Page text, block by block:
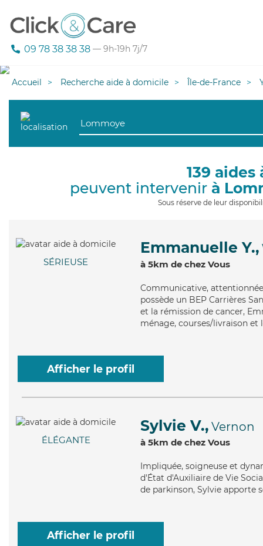
09 78 38 38 38 — 9h-19h 7j/7
Accueil Recherche aide à domicile Île-de-France
139
peuvent intervenir à
Sous réserve de leur
SÉRIEUSE
Emmanuelle Y.,
à 5km de chez Vous
Communicative,
possède un BEP Carrières
et la rémission de cancer,
ménage, courses/livraison et
Afficher le profil
ÉLÉGANTE
Sylvie V., Vernon
à 5km de chez Vous
Impliquée, soigneuse et
d'État d'Auxiliaire de Vie
de parkinson, Sylvie apporte
Afficher le profil